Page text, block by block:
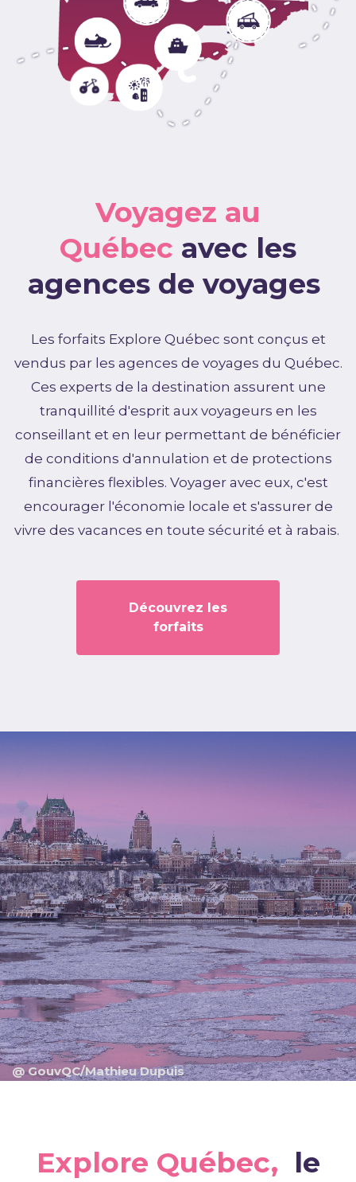
Voyagez au
Québec avec les
agences de voyages
Les forfaits Explore Québec sont conçus et
vendus par les agences de voyages du Québec.
Ces experts de la destination assurent une
tranquillité d'esprit aux voyageurs en les
conseillant et en leur permettant de bénéficier
de conditions d'annulation et de protections
financières flexibles. Voyager avec eux, c'est
encourager l'économie locale et s'assurer de
vivre des vacances en toute sécurité et à rabais.
Découvrez les
forfaits
Explore Québec, le
@ GouvQC/Mathieu Dupuis